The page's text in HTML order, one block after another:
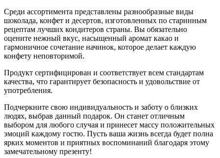
Среди ассортимента представлены разнообразные виды
шоколада, конфет и десертов, изготовленных по старинным
рецептам лучших кондитеров страны. Вы обязательно
оцените нежный вкус, насыщенный аромат какао и
гармоничное сочетание начинок, которое делает каждую
конфету неповторимой.
Продукт сертифицирован и соответствует всем стандартам
качества, что гарантирует безопасность и удовольствие от
употребления.
Подчеркните свою индивидуальность и заботу о близких
людях, выбрав данный подарок. Он станет отличным
выбором для любого случая и принесет массу положительных
эмоций каждому гостю. Пусть ваша жизнь всегда будет полна
ярких моментов и приятных воспоминаний благодаря этому
замечательному презенту!